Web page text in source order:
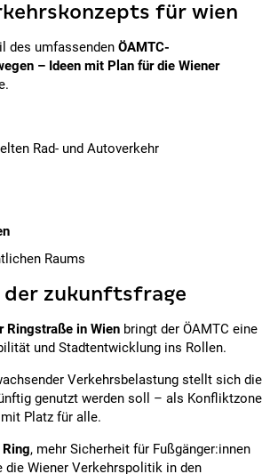
für wien
des umfassenden ÖAMTC-
– Ideen mit Plan für die Wiener
Rad- und Autoverkehr
Raums
zukunftsfrage
Ringstraße in Wien bringt der ÖAMTC eine
und Stadtentwicklung ins Rollen.
Verkehrsbelastung stellt sich die
genutzt werden soll – als Konfliktzone
Platz für alle.
, mehr Sicherheit für Fußgänger:innen
die Wiener Verkehrspolitik in den